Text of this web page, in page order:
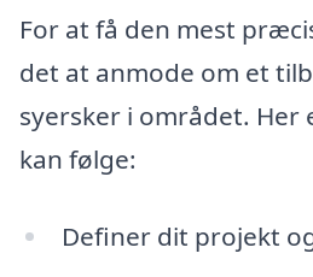
For at få den mest
det at anmode om et
syersker i området. Her
kan følge:
Definer dit projekt